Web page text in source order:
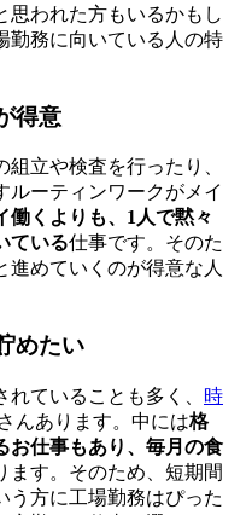
思われた方もいるかもし
勤務に向いている人の特
得意
立や検査を行ったり、
ルーティンワークがメイ
働くよりも、1人で黙々
ている仕事です。そのた
進めていくのが得意な人
めたい
ていることも多く、 時
んあります。中には格
お仕事もあり、毎月の食
ます。そのため、短期間
う方に工場勤務はぴった